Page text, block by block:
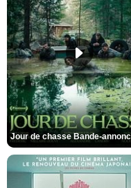
Jour de chasse Bande-